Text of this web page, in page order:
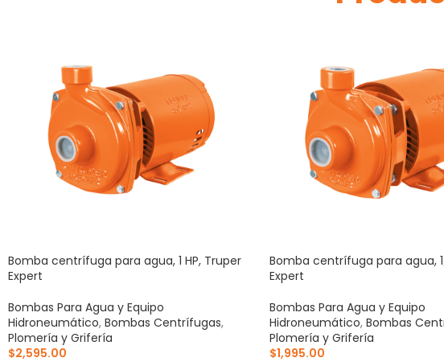
Bomba centrífuga para agua, 1 HP, Truper
Expert
Bombas Para Agua y Equipo
Hidroneumático, Bombas Centrífugas,
Plomería y Grifería
$2,595.00
Bomba centrífuga para agua,
Expert
Bombas Para Agua y Equipo
Hidroneumático, Bombas
Plomería y Grifería
$1,995.00